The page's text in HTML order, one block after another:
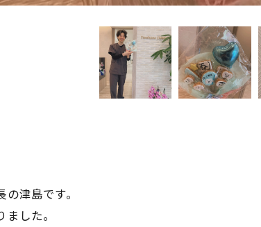
津島です。
した。